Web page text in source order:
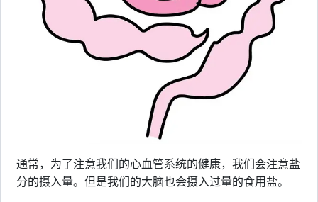
通常，为了注意我们的心血管系统的健康，我们会注意盐
分的摄入量。但是我们的大脑也会摄入过量的食用盐。